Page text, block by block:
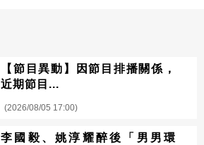
【節目異動】因節目排播關係，
近期節目...
(2026/08/05 17:00)
李國毅、姚淳耀醉後「男男環